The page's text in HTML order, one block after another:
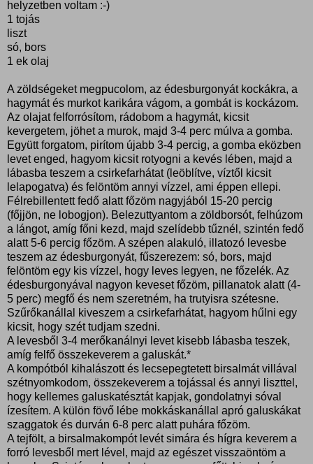
helyzetben voltam :-)
1 tojás
liszt
só, bors
1 ek olaj
A zöldségeket megpucolom, az édesburgonyát kockákra, a
hagymát és murkot karikára vágom, a gombát is kockázom.
Az olajat felforrósítom, rádobom a hagymát, kicsit
kevergetem, jöhet a murok, majd 3-4 perc múlva a gomba.
Együtt forgatom, pirítom újabb 3-4 percig, a gomba eközben
levet enged, hagyom kicsit rotyogni a kevés lében, majd a
lábasba teszem a csirkefarhátat (leöblítve, víztől kicsit
lelapogatva) és felöntöm annyi vízzel, ami éppen ellepi.
Félrebillentett fedő alatt főzöm nagyjából 15-20 percig
(főjjön, ne lobogjon). Belezuttyantom a zöldborsót, felhúzom
a lángot, amíg főni kezd, majd szelídebb tűznél, szintén fedő
alatt 5-6 percig főzöm. A szépen alakuló, illatozó levesbe
teszem az édesburgonyát, fűszerezem: só, bors, majd
felöntöm egy kis vízzel, hogy leves legyen, ne főzelék. Az
édesburgonyával nagyon keveset főzöm, pillanatok alatt (4-
5 perc) megfő és nem szeretném, ha trutyisra szétesne.
Szűrőkanállal kiveszem a csirkefarhátat, hagyom hűlni egy
kicsit, hogy szét tudjam szedni.
A levesből 3-4 merőkanálnyi levet kisebb lábasba teszek,
amíg felfő összekeverem a galuskát.*
A kompótból kihalászott és lecsepegtetett birsalmát villával
szétnyomkodom, összekeverem a tojással és annyi liszttel,
hogy kellemes galuskatésztát kapjak, gondolatnyi sóval
ízesítem. A külön fövő lébe mokkáskanállal apró galuskákat
szaggatok és durván 6-8 perc alatt puhára főzöm.
A tejfölt, a birsalmakompót levét simára és hígra keverem a
forró levesből mert lével, majd az egészet visszaöntöm a